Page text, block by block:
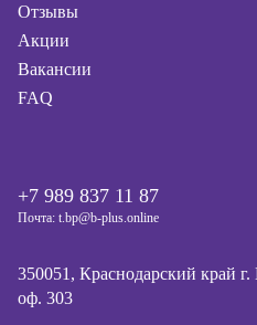
Отзывы
Акции
Вакансии
FAQ
+7 989 837 11 87
Почта: t.bp@b-plus.online
350051, Краснодарский край
оф. 303